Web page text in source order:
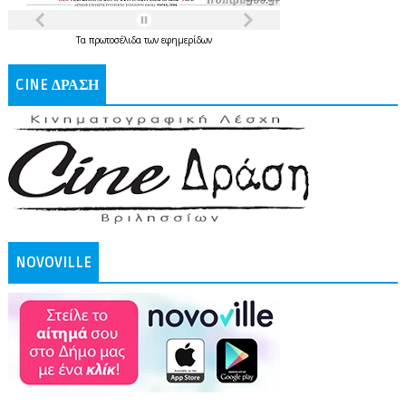
Τα πρωτοσέλιδατων εφημερίδων
CINE ΔΡΑΣΗ
NOVOVILLE